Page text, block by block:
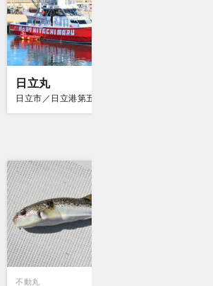
日立丸
日立市／日立港第五埠頭
不動丸